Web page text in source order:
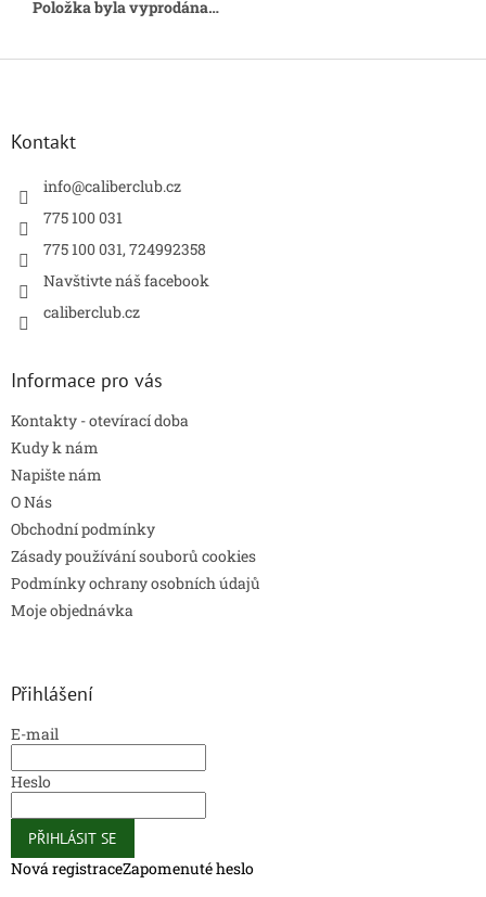
Položka byla vyprodána…
Z
Kontakt
info@caliberclub.cz
775 100 031
775 100 031, 724992358
Navštivte náš facebook
caliberclub.cz
Informace pro vás
Kontakty - otevírací doba
Kudy k nám
Napište nám
O Nás
Obchodní podmínky
Zásady používání souborů cookies
Podmínky ochrany osobních údajů
Moje objednávka
Přihlášení
E-mail
Heslo
PŘIHLÁSIT SE
Nová registraceZapomenuté heslo